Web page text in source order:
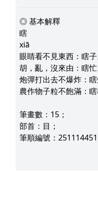
◎ 基本解釋
瞎
xiā
眼睛看不見東西：瞎子
胡，亂，沒來由：瞎
炮彈打出去不爆炸：瞎
農作物子粒不飽滿：瞎
筆畫數：15；
部首：目；
筆順編號：